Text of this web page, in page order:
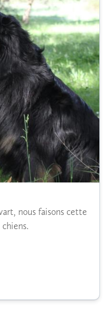
nous faisons cette